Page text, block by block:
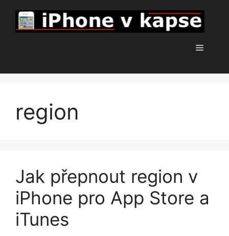
obsah
Menu
region
Jak přepnout region v
iPhone pro App Store a
iTunes